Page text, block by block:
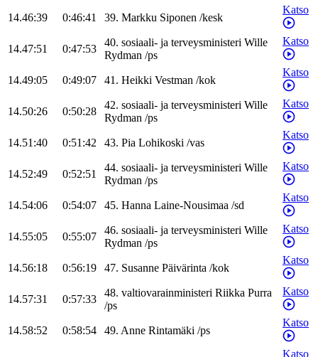
14.46:39 0:46:41 39. Markku Siponen /kesk
Katso
14.47:51 0:47:53
40. sosiaali- ja terveysministeri Wille
Rydman /ps
Katso
14.49:05 0:49:07 41. Heikki Vestman /kok
Katso
14.50:26 0:50:28
42. sosiaali- ja terveysministeri Wille
Rydman /ps
Katso
14.51:40 0:51:42 43. Pia Lohikoski /vas
Katso
14.52:49 0:52:51
44. sosiaali- ja terveysministeri Wille
Rydman /ps
Katso
14.54:06 0:54:07 45. Hanna Laine-Nousimaa /sd
Katso
14.55:05 0:55:07
46. sosiaali- ja terveysministeri Wille
Rydman /ps
Katso
14.56:18 0:56:19 47. Susanne Päivärinta /kok
Katso
14.57:31 0:57:33
48. valtiovarainministeri Riikka Purra
/ps
Katso
14.58:52 0:58:54 49. Anne Rintamäki /ps
Katso
Katso